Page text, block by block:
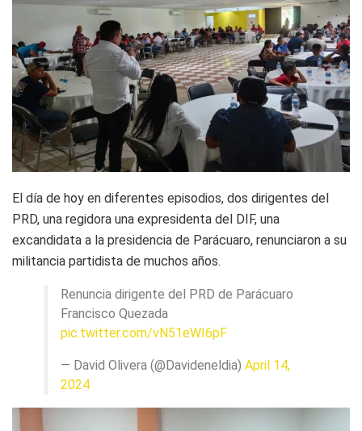
El día de hoy en diferentes episodios, dos dirigentes del
PRD, una regidora una expresidenta del DIF, una
excandidata a la presidencia de Parácuaro, renunciaron a su
militancia partidista de muchos años.
Renuncia dirigente del PRD de Parácuaro
Francisco Quezada
pic.twitter.com/vN51eWI6pF
— David Olivera (@Davideneldia) April 14,
2024